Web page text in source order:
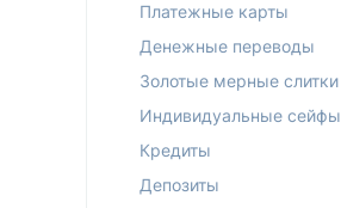
Платежные карты
Денежные переводы
Золотые мерные слитки
Индивидуальные сейфы
Кредиты
Депозиты